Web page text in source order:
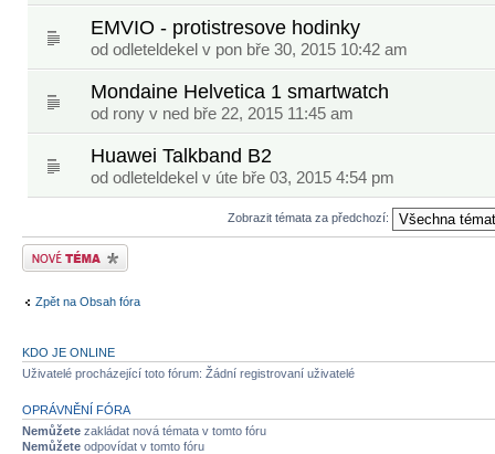
EMVIO - protistresove hodinky
od odleteldekel v pon bře 30, 2015 10:42 am
Mondaine Helvetica 1 smartwatch
od rony v ned bře 22, 2015 11:45 am
Huawei Talkband B2
od odleteldekel v úte bře 03, 2015 4:54 pm
Zobrazit témata za předchozí:
Odeslat nové téma
Zpět na Obsah fóra
KDO JE ONLINE
Uživatelé procházející toto fórum: Žádní registrovaní uživatelé
OPRÁVNĚNÍ FÓRA
Nemůžete zakládat nová témata v tomto fóru
Nemůžete odpovídat v tomto fóru